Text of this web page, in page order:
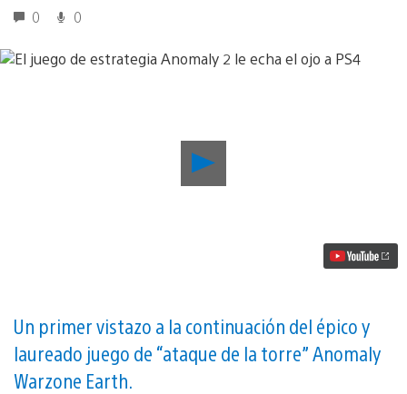
0 0
juego
ojo
a
PS4
Un primer vistazo a la continuación del épico y
laureado juego de “ataque de la torre” Anomaly
Warzone Earth.